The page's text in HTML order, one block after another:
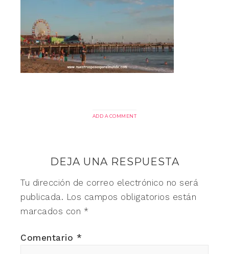
ADD A COMMENT
DEJA UNA RESPUESTA
Tu dirección de correo electrónico no será
publicada. Los campos obligatorios están
marcados con *
Comentario *